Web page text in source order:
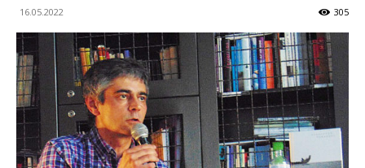
16.05.2022 305